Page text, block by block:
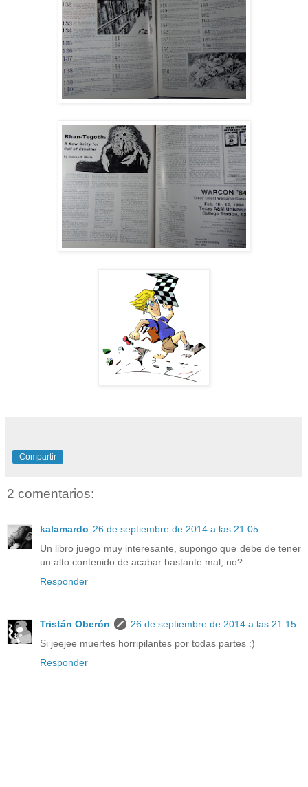
Compartir
2 comentarios:
kalamardo 26 de septiembre de 2014 a las 21:05
Un libro juego muy interesante, supongo que debe de tener
un alto contenido de acabar bastante mal, no?
Responder
Tristán Oberón
26 de septiembre de 2014 a las 21:15
Si jeejee muertes horripilantes por todas partes :)
Responder